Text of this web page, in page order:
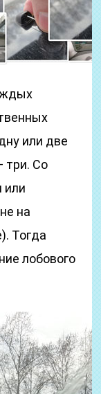
или две
три. Со
или
на
Тогда
лобового